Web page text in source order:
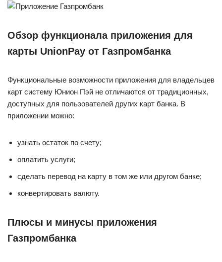
Обзор функционала приложения для
карты UnionPay от Газпромбанка
Функциональные возможности приложения для владельцев
карт систему Юнион Пэй не отличаются от традиционных,
доступных для пользователей других карт банка. В
приложении можно:
узнать остаток по счету;
оплатить услуги;
сделать перевод на карту в том же или другом банке;
конвертировать валюту.
Плюсы и минусы приложения
Газпромбанка